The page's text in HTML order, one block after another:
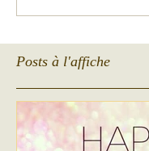
Posts à l'affiche